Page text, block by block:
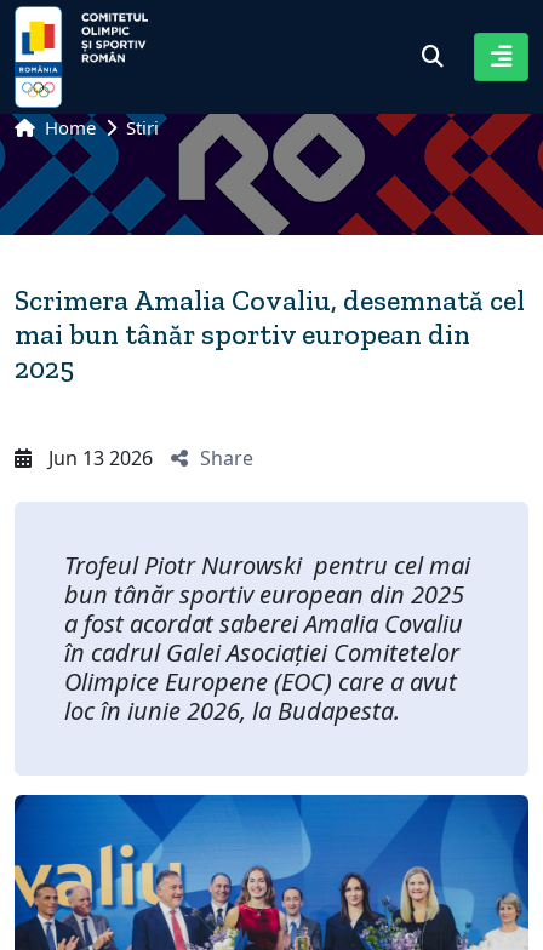
Home Stiri
Scrimera Amalia Covaliu, desemnată cel
mai bun tânăr sportiv european din
2025
Jun 13 2026 Share
Trofeul Piotr Nurowski pentru cel mai
bun tânăr sportiv european din 2025
a fost acordat saberei Amalia Covaliu
în cadrul Galei Asociației Comitetelor
Olimpice Europene (EOC) care a avut
loc în iunie 2026, la Budapesta.